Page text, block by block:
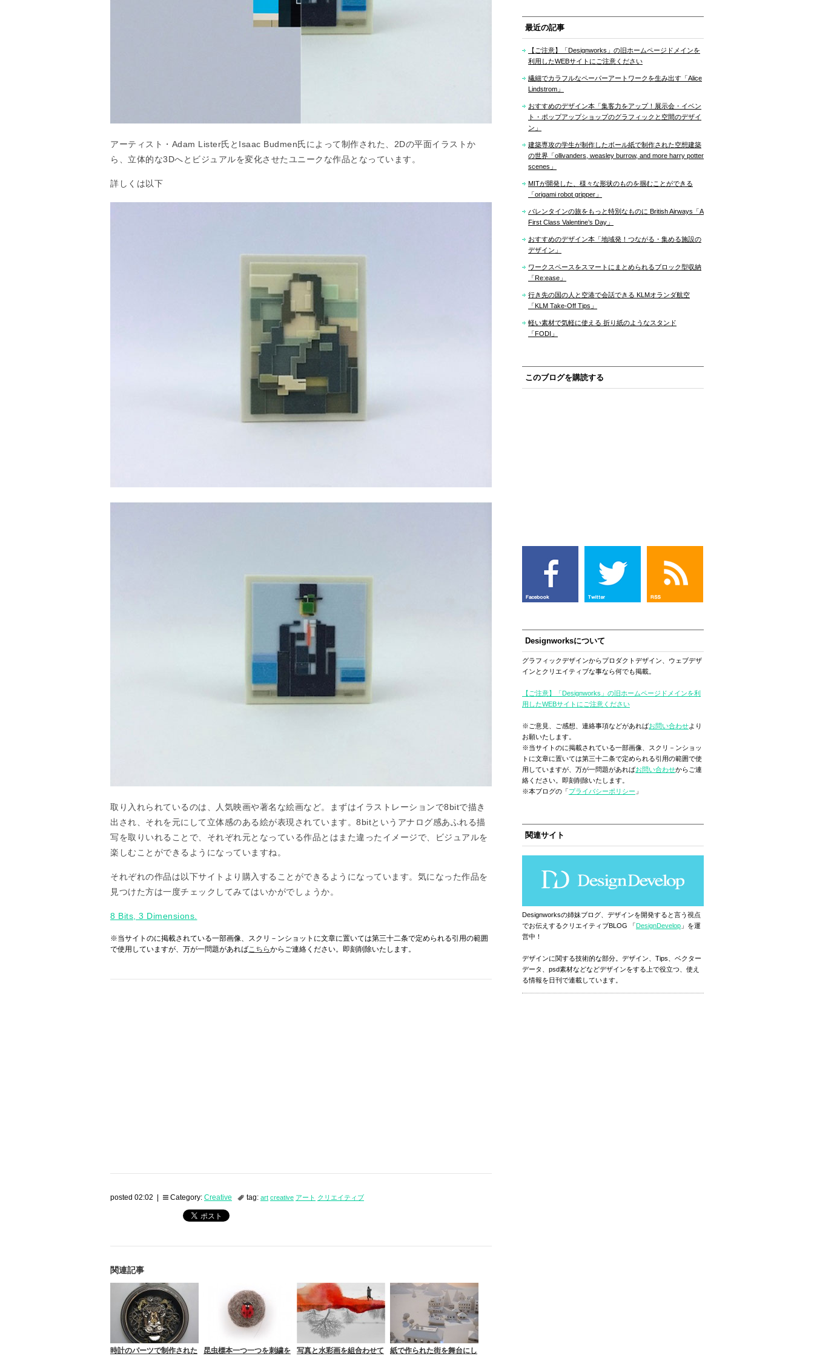
アーティスト・Adam Lister氏とIsaac Budmen氏によって制作された、2Dの平面イラストか
ら、立体的な3Dへとビジュアルを変化させたユニークな作品となっています。
詳しくは以下
取り入れられているのは、人気映画や著名な絵画など。まずはイラストレーションで8bitで描き
出され、それを元にして立体感のある絵が表現されています。8bitというアナログ感あふれる描
写を取りいれることで、それぞれ元となっている作品とはまた違ったイメージで、ビジュアルを
楽しむことができるようになっていますね。
それぞれの作品は以下サイトより購入することができるようになっています。気になった作品を
見つけた方は一度チェックしてみてはいかがでしょうか。
8 Bits, 3 Dimensions.
※当サイトのに掲載されている一部画像、スクリ－ンショットに文章に置いては第三十二条で定められる引用の範囲
で使用していますが、万が一問題があればこちらからご連絡ください。即刻削除いたします。
posted 02:02 | Category: Creative tag: art creative アート クリエイティブ
関連記事
時計のパーツで制作された 昆虫標本一つ一つを刺繍を 写真と水彩画を組合わせて 紙で作られた街を舞台にし
最近の記事
【ご注意】「Designworks」の旧ホームページドメインを
利用したWEBサイトにご注意ください
繊細でカラフルなペーパーアートワークを生み出す「Alice
Lindstrom」
おすすめのデザイン本「集客力をアップ！展示会・イベン
ト・ポップアップショップのグラフィックと空間のデザイ
ン」
建築専攻の学生が制作したボール紙で制作された空想建築
の世界「ollivanders, weasley burrow, and more harry potter
scenes」
MITが開発した、様々な形状のものを掴むことができる
「origami robot gripper」
バレンタインの旅をもっと特別なものに British Airways「A
First Class Valentine’s Day」
おすすめのデザイン本「地域発！つながる・集める施設の
デザイン」
ワークスペースをスマートにまとめられるブロック型収納
「Re:ease」
行き先の国の人と空港で会話できる KLMオランダ航空
「KLM Take-Off Tips」
軽い素材で気軽に使える 折り紙のようなスタンド
「FODI」
このブログを購読する
Designworksについて
グラフィックデザインからプロダクトデザイン、ウェブデザ
インとクリエイティブな事なら何でも掲載。
【ご注意】「Designworks」の旧ホームページドメインを利
用したWEBサイトにご注意ください
※ご意見、ご感想、連絡事項などがあればお問い合わせより
お願いたします。
※当サイトのに掲載されている一部画像、スクリ－ンショッ
トに文章に置いては第三十二条で定められる引用の範囲で使
用していますが、万が一問題があればお問い合わせからご連
絡ください。即刻削除いたします。
※本ブログの「プライバシーポリシー 」
関連サイト
Designworksの姉妹ブログ、デザインを開発すると言う視点
でお伝えするクリエイティブBLOG 「DesignDevelop 」を運
営中！
デザインに関する技術的な部分。デザイン、Tips、ベクター
データ、psd素材などなどデザインをする上で役立つ、使え
る情報を日刊で連載しています。